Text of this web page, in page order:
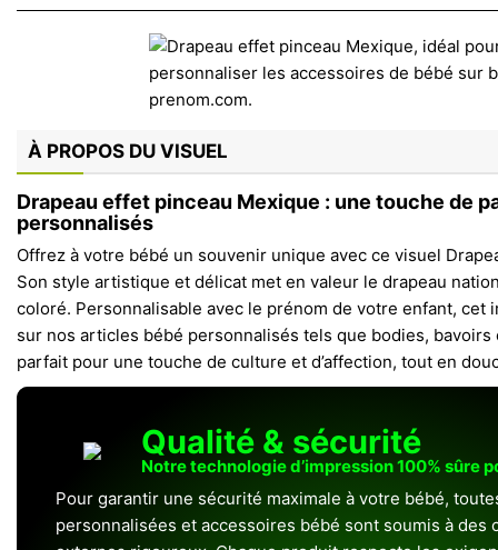
À PROPOS DU VISUEL
Drapeau effet pinceau Mexique : une touche de
personnalisés
Offrez à votre bébé un souvenir unique avec ce visuel
Son style artistique et délicat met en valeur le drapeau
coloré. Personnalisable avec le prénom de votre enfant, cet
sur nos articles bébé personnalisés tels que bodies, bavoirs
parfait pour une touche de culture et d’affection, tout en
Qualité & sécurité
Notre technologie d’impression 100% sûre
Pour garantir une sécurité maximale à votre bébé,
personnalisées et accessoires bébé sont soumis à des